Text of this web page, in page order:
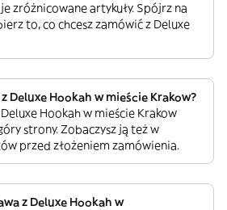
zróżnicowane artykuły. Spójrz na
to, co chcesz zamówić z Deluxe
Deluxe Hookah w mieście Krakow?
Hookah w mieście Krakow
strony. Zobaczysz ją też w
przed złożeniem zamówienia.
z Deluxe Hookah w